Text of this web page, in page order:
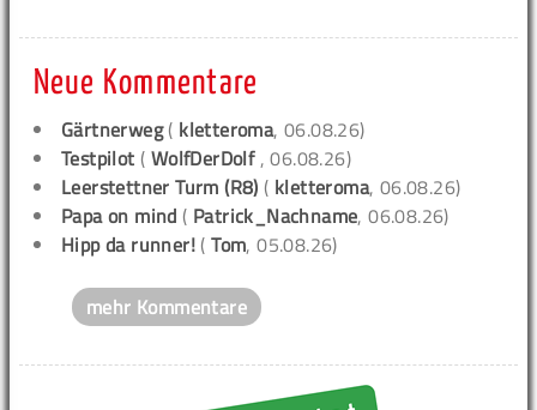
Neue Kommentare
Gärtnerweg( kletteroma, 06.08.26)
Testpilot ( WolfDerDolf , 06.08.26)
Leerstettner Turm (R8) ( kletteroma, 06.08.26)
Papa on mind ( Patrick_Nachname, 06.08.26)
Hipp da runner! (Tom, 05.08.26)
mehr Kommentare